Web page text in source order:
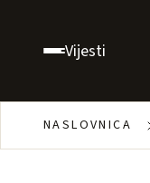
Vijesti
NASLOVNICA